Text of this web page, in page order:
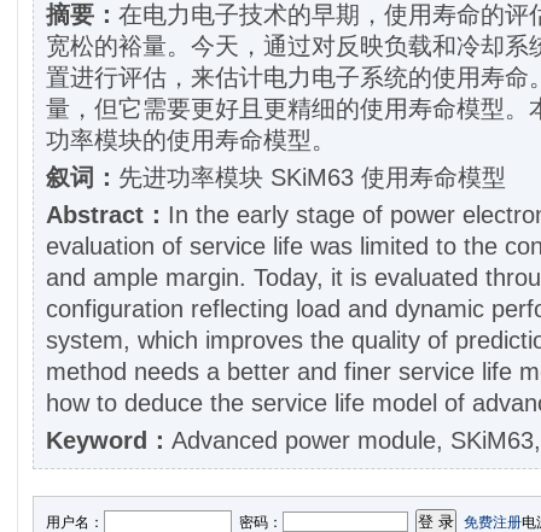
摘要： 在电力电子技术的早期，使用寿命的评
宽松的裕量。今天，通过对反映负载和冷却系
置进行评估，来估计电力电子系统的使用寿命
量，但它需要更好且更精细的使用寿命模型。
功率模块的使用寿命模型。
叙词： 先进功率模块 SKiM63 使用寿命模型
Abstract： In the early stage of power
evaluation of service life was limited to the
and ample margin. Today, it is evaluated
configuration reflecting load and dynamic
system, which improves the quality of
method needs a better and finer service life
how to deduce the service life model of
Keyword： Advanced power module,
用户名： 密码： 免费注册电